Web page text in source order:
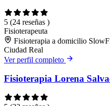
5 (24 reseñas )
Fisioterapeuta
Fisioterapia a domicilio
Ciudad Real
Ver perfil completo
Fisioterapia Lorena